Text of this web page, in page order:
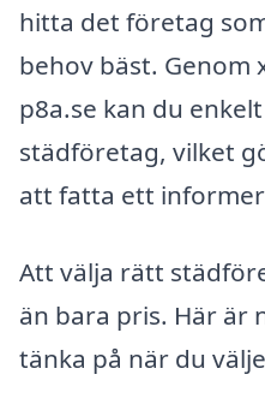
hitta det företag
behov bäst. Genom
p8a.se kan du
städföretag, vilket
att fatta ett
Att välja rätt
än bara pris. Här är
tänka på när du